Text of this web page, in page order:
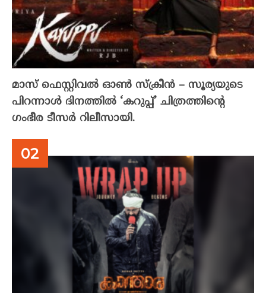
മാസ് ഫെസ്റ്റിവൽ ഓൺ സ്‌ക്രീൻ – സൂര്യയുടെ
പിറന്നാൾ ദിനത്തിൽ ‘കറുപ്പ്’ ചിത്രത്തിന്റെ
ഗംഭീര ടീസർ റിലീസായി.